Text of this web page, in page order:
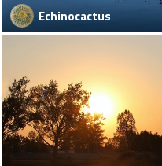
Echinocactus